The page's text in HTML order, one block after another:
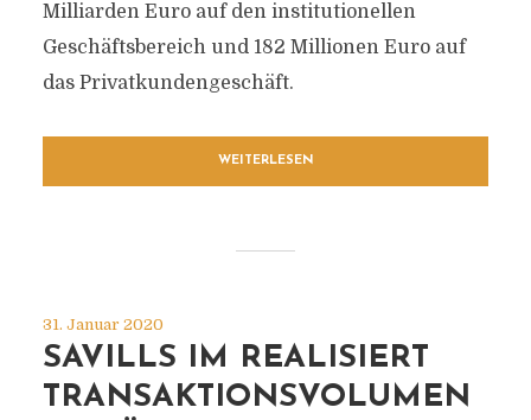
Milliarden Euro auf den institutionellen
Geschäftsbereich und 182 Millionen Euro auf
das Privatkundengeschäft.
WEITERLESEN
31. Januar 2020
SAVILLS IM REALISIERT
TRANSAKTIONSVOLUMEN